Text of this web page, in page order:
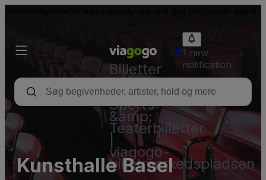
Billetter
-
Koncert-,
Sports-
&amp;
Teaterbilletter
viagogo-
billetmarkedspladsen
1 new
notification
Kunsthalle Basel